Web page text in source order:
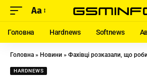
Aa
Головна Hardnews Softnews
Головна » Новини » Фахівці розказали, що робити,
HARDNEWS